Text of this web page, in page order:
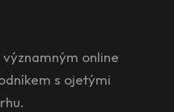
online
s ojetými